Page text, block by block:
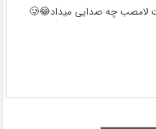
چه صدایی میداد😂🥲